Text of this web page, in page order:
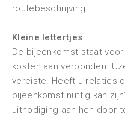
routebeschrijving.
Kleine lettertjes
De bijeenkomst staat
kosten aan verbonden.
vereiste. Heeft u relaties
bijeenkomst nuttig kan
uitnodiging aan hen door